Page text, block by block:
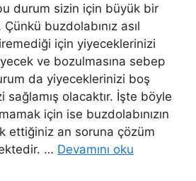
bu durum sizin için büyük bir
buzdolabınız asıl
için yiyeceklerinizi
ve bozulmasına sebep
da yiyeceklerinizi boş
olacaktır. İşte böyle
için ise buzdolabınızın
ettiğiniz an soruna çözüm
… Devamını oku